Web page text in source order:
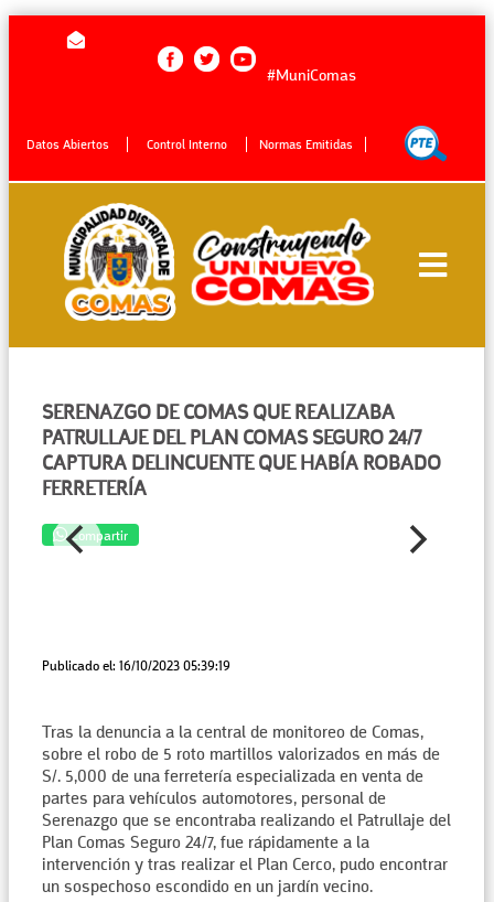
#MuniComas
Datos Abiertos Control Interno Normas Emitidas
SERENAZGO DE COMAS QUE REALIZABA
PATRULLAJE DEL PLAN COMAS SEGURO 24/7
CAPTURA DELINCUENTE QUE HABÍA ROBADO
FERRETERÍA
Compartir
Publicado el: 16/10/2023 05:39:19
Tras la denuncia a la central de monitoreo de Comas,
sobre el robo de 5 roto martillos valorizados en más de
S/. 5,000 de una ferretería especializada en venta de
partes para vehículos automotores, personal de
Serenazgo que se encontraba realizando el Patrullaje del
Plan Comas Seguro 24/7, fue rápidamente a la
intervención y tras realizar el Plan Cerco, pudo encontrar
un sospechoso escondido en un jardín vecino.